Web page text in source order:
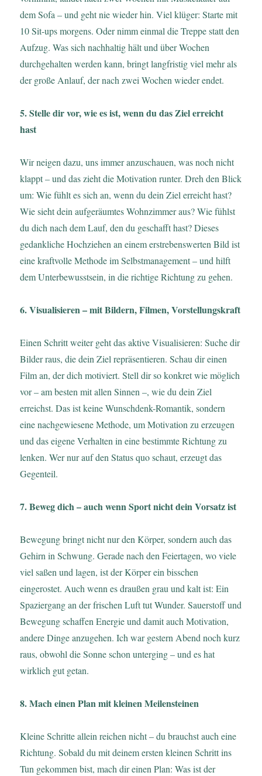
dem Sofa – und geht nie wieder hin. Viel klüger: Starte mit
10 Sit-ups morgens. Oder nimm einmal die Treppe statt den
Aufzug. Was sich nachhaltig hält und über Wochen
durchgehalten werden kann, bringt langfristig viel mehr als
der große Anlauf, der nach zwei Wochen wieder endet.
5. Stelle dir vor, wie es ist, wenn du das Ziel erreicht
hast
Wir neigen dazu, uns immer anzuschauen, was noch nicht
klappt – und das zieht die Motivation runter. Dreh den Blick
um: Wie fühlt es sich an, wenn du dein Ziel erreicht hast?
Wie sieht dein aufgeräumtes Wohnzimmer aus? Wie fühlst
du dich nach dem Lauf, den du geschafft hast? Dieses
gedankliche Hochziehen an einem erstrebenswerten Bild ist
eine kraftvolle Methode im Selbstmanagement – und hilft
dem Unterbewusstsein, in die richtige Richtung zu gehen.
6. Visualisieren – mit Bildern, Filmen, Vorstellungskraft
Einen Schritt weiter geht das aktive Visualisieren: Suche dir
Bilder raus, die dein Ziel repräsentieren. Schau dir einen
Film an, der dich motiviert. Stell dir so konkret wie möglich
vor – am besten mit allen Sinnen –, wie du dein Ziel
erreichst. Das ist keine Wunschdenk-Romantik, sondern
eine nachgewiesene Methode, um Motivation zu erzeugen
und das eigene Verhalten in eine bestimmte Richtung zu
lenken. Wer nur auf den Status quo schaut, erzeugt das
Gegenteil.
7. Beweg dich – auch wenn Sport nicht dein Vorsatz ist
Bewegung bringt nicht nur den Körper, sondern auch das
Gehirn in Schwung. Gerade nach den Feiertagen, wo viele
viel saßen und lagen, ist der Körper ein bisschen
eingerostet. Auch wenn es draußen grau und kalt ist: Ein
Spaziergang an der frischen Luft tut Wunder. Sauerstoff und
Bewegung schaffen Energie und damit auch Motivation,
andere Dinge anzugehen. Ich war gestern Abend noch kurz
raus, obwohl die Sonne schon unterging – und es hat
wirklich gut getan.
8. Mach einen Plan mit kleinen Meilensteinen
Kleine Schritte allein reichen nicht – du brauchst auch eine
Richtung. Sobald du mit deinem ersten kleinen Schritt ins
Tun gekommen bist, mach dir einen Plan: Was ist der